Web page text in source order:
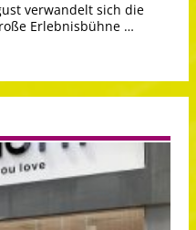
verwandelt sich die
Erlebnisbühne …